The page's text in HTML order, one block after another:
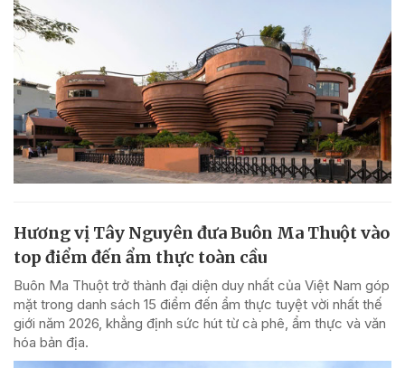
Hương vị Tây Nguyên đưa Buôn Ma Thuột vào
top điểm đến ẩm thực toàn cầu
Buôn Ma Thuột trở thành đại diện duy nhất của Việt Nam góp
mặt trong danh sách 15 điểm đến ẩm thực tuyệt vời nhất thế
giới năm 2026, khẳng định sức hút từ cà phê, ẩm thực và văn
hóa bản địa.